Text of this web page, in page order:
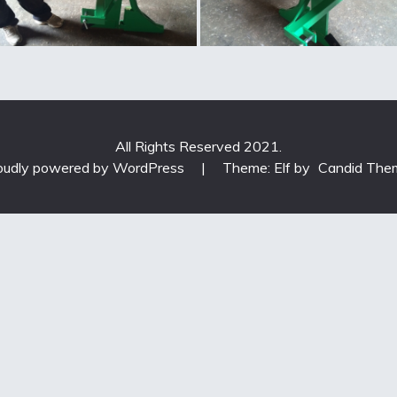
All Rights Reserved 2021.
powered by WordPress
| Theme: Elf by Candid